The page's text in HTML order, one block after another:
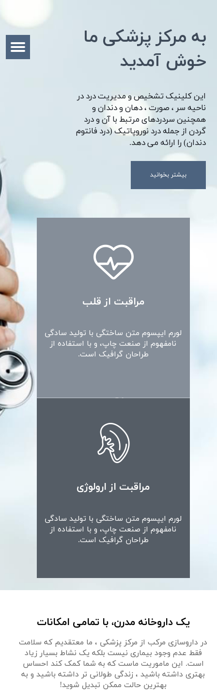
به مرکز پزشکی ما
خوش آمدید
این کلینیک تشخیص و مدیریت درد در
ناحیه سر ، صورت ، دهان و دندان و
همچنین سردردهای مرتبط با آن و درد
گردن از جمله درد نوروپاتیک (درد فانتوم
دندان) را ارائه می دهد.
بیشتر بخوانید
مراقبت از مغز و اعصاب
لورم ایپسوم متن ساختگی با تولید سادگی
مراقبت از قلب
لورم ایپسوم متن ساختگی با تولید سادگی
نامفهوم از صنعت چاپ، و با استفاده از
طراحان گرافیک است.
مراقبت از ارولوژی
لورم ایپسوم متن ساختگی با تولید سادگی
نامفهوم از صنعت چاپ، و با استفاده از
طراحان گرافیک است.
یک داروخانه مدرن، با تمامی امکانات
در داروسازی مرکب از مرکز پزشکی ، ما معتقدیم که سلامت
فقط عدم وجود بیماری نیست بلکه یک نشاط بسیار زیاد
است. این ماموریت ماست که به شما کمک کند احساس
بهتری داشته باشید ، زندگی طولانی تر داشته باشید و به
بهترین حالت ممکن تبدیل شوید!